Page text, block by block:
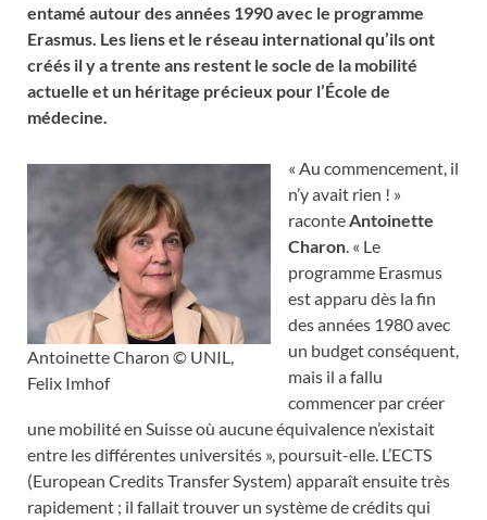
entamé autour des années 1990 avec le programme
Erasmus. Les liens et le réseau international qu’ils ont
créés il y a trente ans restent le socle de la mobilité
actuelle et un héritage précieux pour l’École de
médecine.
Antoinette Charon © UNIL,
Felix Imhof
« Au commencement, il
n’y avait rien ! »
raconte Antoinette
Charon . « Le
programme Erasmus
est apparu dès la fin
des années 1980 avec
un budget conséquent,
mais il a fallu
commencer par créer
une mobilité en Suisse où aucune équivalence n’existait
entre les différentes universités », poursuit-elle. L’ECTS
(European Credits Transfer System) apparaît ensuite très
rapidement ; il fallait trouver un système de crédits qui